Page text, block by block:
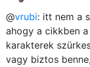
@vrubi: itt nem a
ahogy a cikkben
karakterek
vagy biztos